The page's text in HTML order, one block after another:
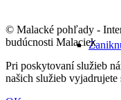
© Malacké pohľady -
budúcnosti Malaciek
Pri poskytovaní služieb
našich služieb